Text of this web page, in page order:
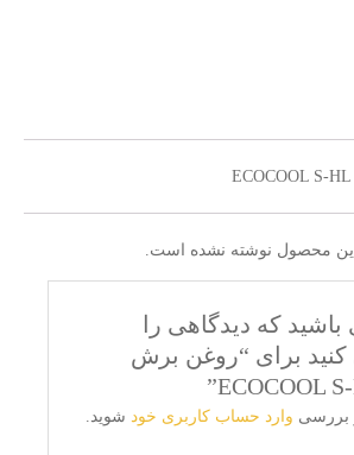
محصول نوشته نشده است.
باشید که دیدگاهی را
برای “روغن برش
بررسی وارد حساب کاربری خود شوید.